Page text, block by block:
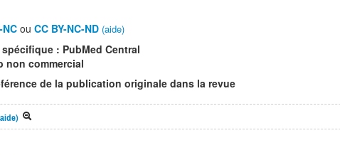
NCou CC BY-NC-ND (aide)
: PubMed Central
non commercial
de la publication originale dans la revue